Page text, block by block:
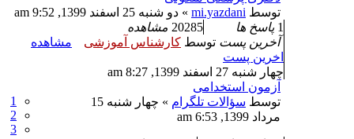
توسط mi.yazdani » دو شنبه 25 اسفند 1399, 9:52 am
1 پاسخ ها 20285 مشاهده
آخرین پست توسط کارشناس آموزشی
مشاهده
اخرین پست
چهار شنبه 27 اسفند 1399, 8:27 am
آزمون استخدامی
1
2
3
توسط سؤالات تلگرام
» چهار شنبه 15
مرداد 1399, 6:53 am